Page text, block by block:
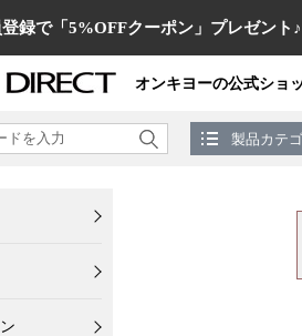
録で「5%OFFクーポン」プレゼント♪
オンキヨーの公式ショ
製品カテ